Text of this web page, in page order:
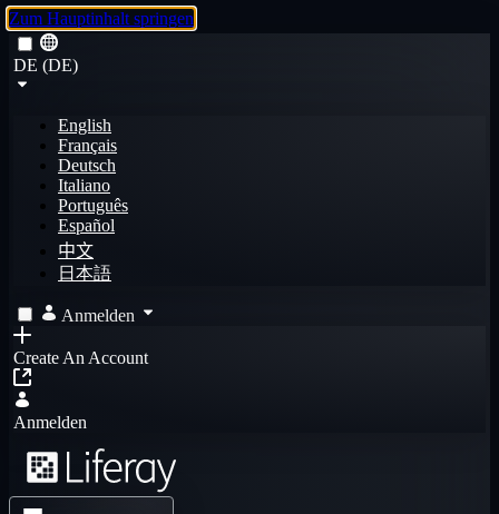
Zum Hauptinhalt springen
DE (DE)
English
Français
Deutsch
Italiano
Português
Español
中文
日本語
Anmelden
Create An Account
Anmelden